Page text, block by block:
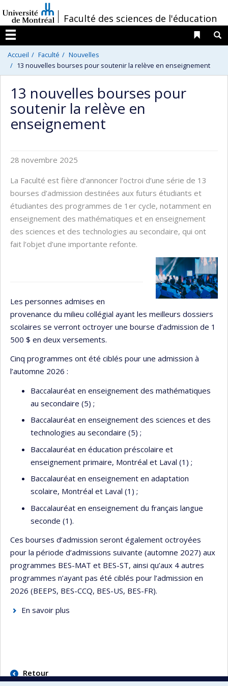
au
contenu
/Faculté des sciences de l'éducation
Menu
Liens
Accueil Faculté
Nouvelles
13 nouvelles bourses pour soutenir la relève en enseignement
13 nouvelles bourses pour
soutenir la relève en
enseignement
28 novembre 2025
La Faculté est fière d’annoncer l’octroi d’une série de 13
bourses d’admission destinées aux futurs étudiants et
étudiantes des programmes de 1er cycle, notamment en
enseignement des mathématiques et en enseignement
des sciences et des technologies au secondaire, qui ont
fait l’objet d’une importante refonte.
Les personnes admises en
provenance du milieu collégial ayant les meilleurs dossiers
scolaires se verront octroyer une bourse d’admission de 1
500 $ en deux versements.
Cinq programmes ont été ciblés pour une admission à
l’automne 2026 :
Baccalauréat en enseignement des mathématiques
au secondaire (5) ;
Baccalauréat en enseignement des sciences et des
technologies au secondaire (5) ;
Baccalauréat en éducation préscolaire et
enseignement primaire, Montréal et Laval (1) ;
Baccalauréat en enseignement en adaptation
scolaire, Montréal et Laval (1) ;
Baccalauréat en enseignement du français langue
seconde (1).
Ces bourses d’admission seront également octroyées
pour la période d’admissions suivante (automne 2027) aux
programmes BES-MAT et BES-ST, ainsi qu’aux 4 autres
programmes n’ayant pas été ciblés pour l’admission en
2026 (BEEPS, BES-CCQ, BES-US, BES-FR).
En savoir plus
Retour